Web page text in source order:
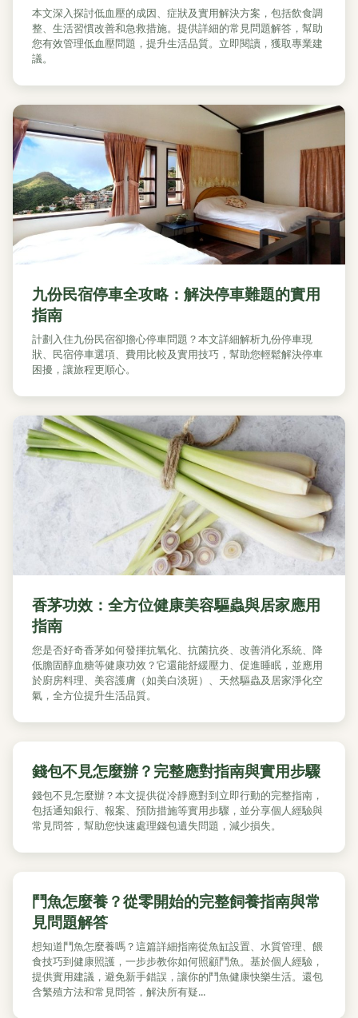
本文深入探討低血壓的成因、症狀及實用解決方案，包括飲食調
整、生活習慣改善和急救措施。提供詳細的常見問題解答，幫助
您有效管理低血壓問題，提升生活品質。立即閱讀，獲取專業建
議。
九份民宿停車全攻略：解決停車難題的實用
指南
計劃入住九份民宿卻擔心停車問題？本文詳細解析九份停車現
狀、民宿停車選項、費用比較及實用技巧，幫助您輕鬆解決停車
困擾，讓旅程更順心。
香茅功效：全方位健康美容驅蟲與居家應用
指南
您是否好奇香茅如何發揮抗氧化、抗菌抗炎、改善消化系統、降
低膽固醇血糖等健康功效？它還能舒緩壓力、促進睡眠，並應用
於廚房料理、美容護膚（如美白淡斑）、天然驅蟲及居家淨化空
氣，全方位提升生活品質。
錢包不見怎麼辦？完整應對指南與實用步驟
錢包不見怎麼辦？本文提供從冷靜應對到立即行動的完整指南，
包括通知銀行、報案、預防措施等實用步驟，並分享個人經驗與
常見問答，幫助您快速處理錢包遺失問題，減少損失。
鬥魚怎麼養？從零開始的完整飼養指南與常
見問題解答
想知道鬥魚怎麼養嗎？這篇詳細指南從魚缸設置、水質管理、餵
食技巧到健康照護，一步步教你如何照顧鬥魚。基於個人經驗，
提供實用建議，避免新手錯誤，讓你的鬥魚健康快樂生活。還包
含繁殖方法和常見問答，解決所有疑...